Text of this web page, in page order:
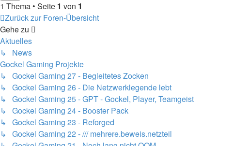
1 Thema • Seite 1 von 1
Zurück zur Foren-Übersicht
Gehe zu
Aktuelles
↳ News
Gockel Gaming Projekte
↳ Gockel Gaming 27 - Begleitetes Zocken
↳ Gockel Gaming 26 - Die Netzwerklegende lebt
↳ Gockel Gaming 25 - GPT - Gockel, Player, Teamgeist
↳ Gockel Gaming 24 - Booster Pack
↳ Gockel Gaming 23 - Reforged
↳ Gockel Gaming 22 - /// mehrere.beweis.netzteil